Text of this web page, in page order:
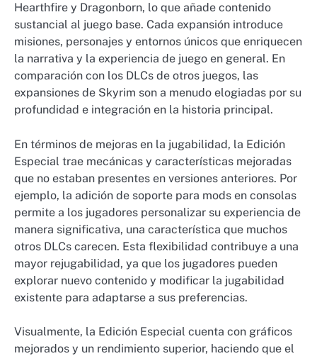
Hearthfire y Dragonborn, lo que añade contenido
sustancial al juego base. Cada expansión introduce
misiones, personajes y entornos únicos que enriquecen
la narrativa y la experiencia de juego en general. En
comparación con los DLCs de otros juegos, las
expansiones de Skyrim son a menudo elogiadas por su
profundidad e integración en la historia principal.
En términos de mejoras en la jugabilidad, la Edición
Especial trae mecánicas y características mejoradas
que no estaban presentes en versiones anteriores. Por
ejemplo, la adición de soporte para mods en consolas
permite a los jugadores personalizar su experiencia de
manera significativa, una característica que muchos
otros DLCs carecen. Esta flexibilidad contribuye a una
mayor rejugabilidad, ya que los jugadores pueden
explorar nuevo contenido y modificar la jugabilidad
existente para adaptarse a sus preferencias.
Visualmente, la Edición Especial cuenta con gráficos
mejorados y un rendimiento superior, haciendo que el